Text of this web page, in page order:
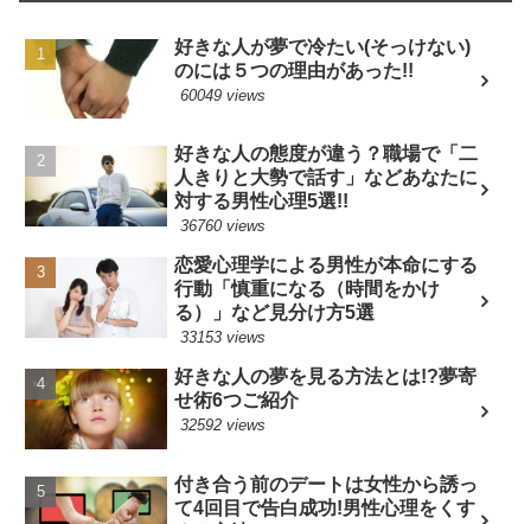
好きな人が夢で冷たい(そっけない)
のには５つの理由があった!!
60049 views
好きな人の態度が違う？職場で「二
人きりと大勢で話す」などあなたに
対する男性心理5選!!
36760 views
恋愛心理学による男性が本命にする
行動「慎重になる（時間をかけ
る）」など見分け方5選
33153 views
好きな人の夢を見る方法とは!?夢寄
せ術6つご紹介
32592 views
付き合う前のデートは女性から誘っ
て4回目で告白成功!男性心理をくす